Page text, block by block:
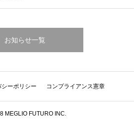
お知らせ一覧
シーポリシー コンプライアンス憲章
MEGLIO FUTURO INC.